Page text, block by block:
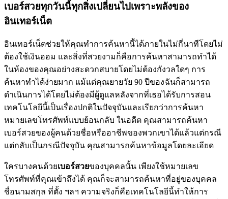
เบอร์สวยทุกวันนี้ทุกสิ่งเปลี่ยนไปเพราะพลังของ
อินเทอร์เน็ต
อินเทอร์เน็ตช่วยให้คุณทำการค้นหานี้ได้ภายในไม่กี่นาทีโดยไม่
ต้องใช้เงินออม และสิ่งที่สวยงามก็คือการค้นหาสามารถทำได้
ในห้องของคุณอย่างสะดวกสบายโดยไม่ต้องกังวลใดๆ การ
ค้นหาทำได้ง่ายมาก แม้แต่คุณยายวัย 90 ปีของฉันก็สามารถ
ดำเนินการได้โดยไม่ต้องมีผู้ดูแลหลังจากที่เธอได้รับการสอน
เทคโนโลยีนี้เป็นเรื่องปกติในปัจจุบันและเรียกว่าการค้นหา
หมายเลขโทรศัพท์แบบย้อนกลับ ในอดีต คุณสามารถค้นหา
เบอร์สวยของผู้คนด้วยชื่อหรืออาชีพของพวกเขาได้แล้วแต่กรณี
แต่กลับเป็นกรณีปัจจุบัน คุณสามารถค้นหาข้อมูลโดยละเอียด
ใครบางคนด้วยเบอร์สวยของบุคคลนั้น เพียงใช้หมายเลข
โทรศัพท์ที่คุณเข้าถึงได้ คุณก็จะสามารถค้นหาที่อยู่ของบุคคล
ชื่อนามสกุล ที่ตั้ง ฯลฯ ความจริงก็คือเทคโนโลยีนี้ทำให้การ